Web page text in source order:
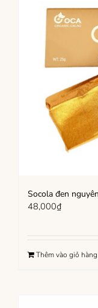
Socola đen
48,000₫
Thêm vào giỏ hàng